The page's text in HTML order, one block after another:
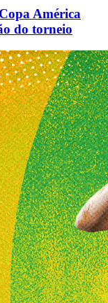
América
do torneio